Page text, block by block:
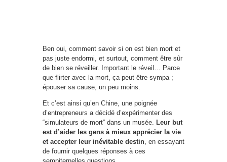
Ben oui, comment savoir si on est bien mort et
pas juste endormi, et surtout, comment être sûr
de bien se réveiller. Important le réveil… Parce
que flirter avec la mort, ça peut être sympa ;
épouser sa cause, un peu moins.
Et c’est ainsi qu’en Chine, une poignée
d’entrepreneurs a décidé d’expérimenter des
“simulateurs de mort” dans un musée. Leur but
est d’aider les gens à mieux apprécier la vie
et accepter leur inévitable destin, en essayant
de fournir quelques réponses à ces